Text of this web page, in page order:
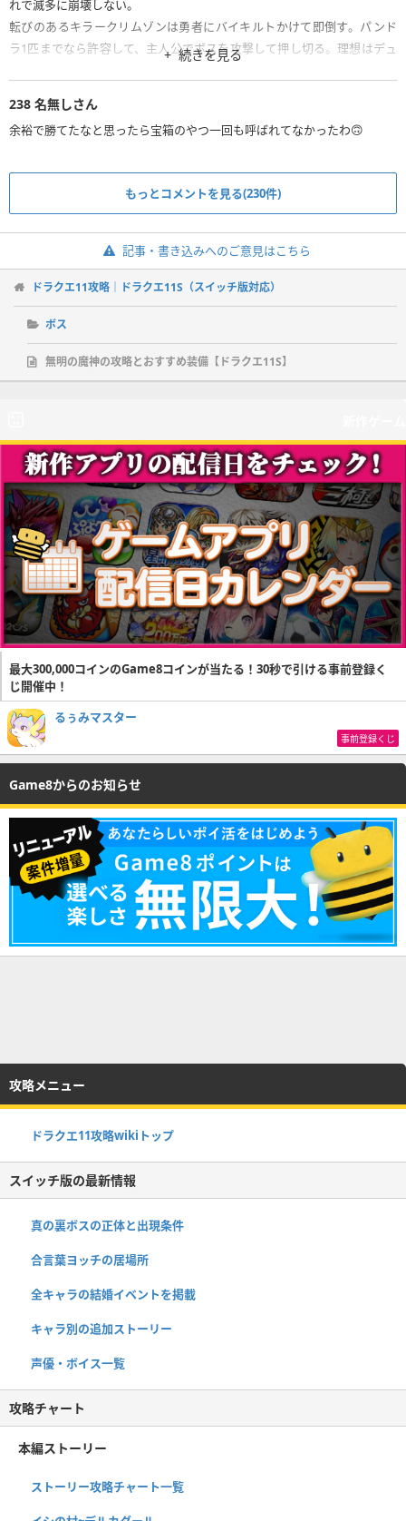
れで滅多に崩壊しない。
転びのあるキラークリムゾンは勇者にバイキルトかけて即倒す。パンド
ラ1匹までなら許容して、主人公でボスを攻撃して押し切る。理想はデュ
続きを見る
238 名無しさん
余裕で勝てたなと思ったら宝箱のやつ一回も呼ばれてなかったわ🙃
もっとコメントを見る(230件)
記事・書き込みへのご意見はこちら
ドラクエ11攻略｜ドラクエ11S（スイッチ版対応）
ボス
無明の魔神の攻略とおすすめ装備【ドラクエ11S】
最大300,000コインのGame8コインが当たる！30秒で引ける事前登録く
じ開催中！
るぅみマスター
事前登録くじ
Game8からのお知らせ
攻略メニュー
ドラクエ11攻略wikiトップ
スイッチ版の最新情報
真の裏ボスの正体と出現条件
合言葉ヨッチの居場所
全キャラの結婚イベントを掲載
キャラ別の追加ストーリー
声優・ボイス一覧
攻略チャート
本編ストーリー
ストーリー攻略チャート一覧